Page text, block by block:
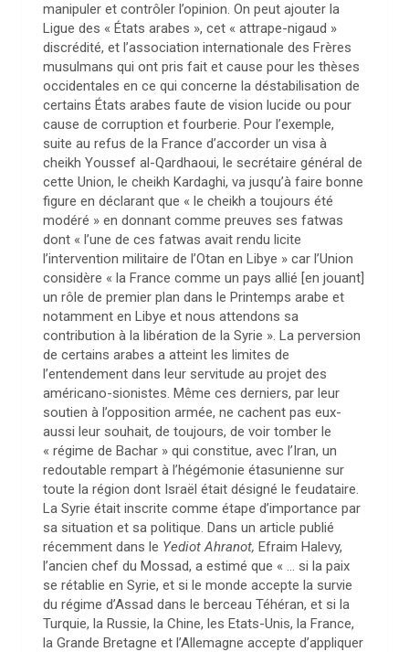
manipuler et contrôler l’opinion. On peut ajouter la
Ligue des « États arabes », cet « attrape-nigaud »
discrédité, et l’association internationale des Frères
musulmans qui ont pris fait et cause pour les thèses
occidentales en ce qui concerne la déstabilisation de
certains États arabes faute de vision lucide ou pour
cause de corruption et fourberie. Pour l’exemple,
suite au refus de la France d’accorder un visa à
cheikh Youssef al-Qardhaoui, le secrétaire général de
cette Union, le cheikh Kardaghi, va jusqu’à faire bonne
figure en déclarant que « le cheikh a toujours été
modéré » en donnant comme preuves ses fatwas
dont « l’une de ces fatwas avait rendu licite
l’intervention militaire de l’Otan en Libye » car l’Union
considère « la France comme un pays allié [en jouant]
un rôle de premier plan dans le Printemps arabe et
notamment en Libye et nous attendons sa
contribution à la libération de la Syrie ». La perversion
de certains arabes a atteint les limites de
l’entendement dans leur servitude au projet des
américano-sionistes. Même ces derniers, par leur
soutien à l’opposition armée, ne cachent pas eux-
aussi leur souhait, de toujours, de voir tomber le
« régime de Bachar » qui constitue, avec l’Iran, un
redoutable rempart à l’hégémonie étasunienne sur
toute la région dont Israël était désigné le feudataire.
La Syrie était inscrite comme étape d’importance par
sa situation et sa politique. Dans un article publié
récemment dans le Yediot Ahranot, Efraim Halevy,
l’ancien chef du Mossad, a estimé que « … si la paix
se rétablie en Syrie, et si le monde accepte la survie
du régime d’Assad dans le berceau Téhéran, et si la
Turquie, la Russie, la Chine, les Etats-Unis, la France,
la Grande Bretagne et l’Allemagne accepte d’appliquer